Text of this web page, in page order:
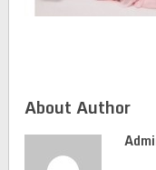
About Author